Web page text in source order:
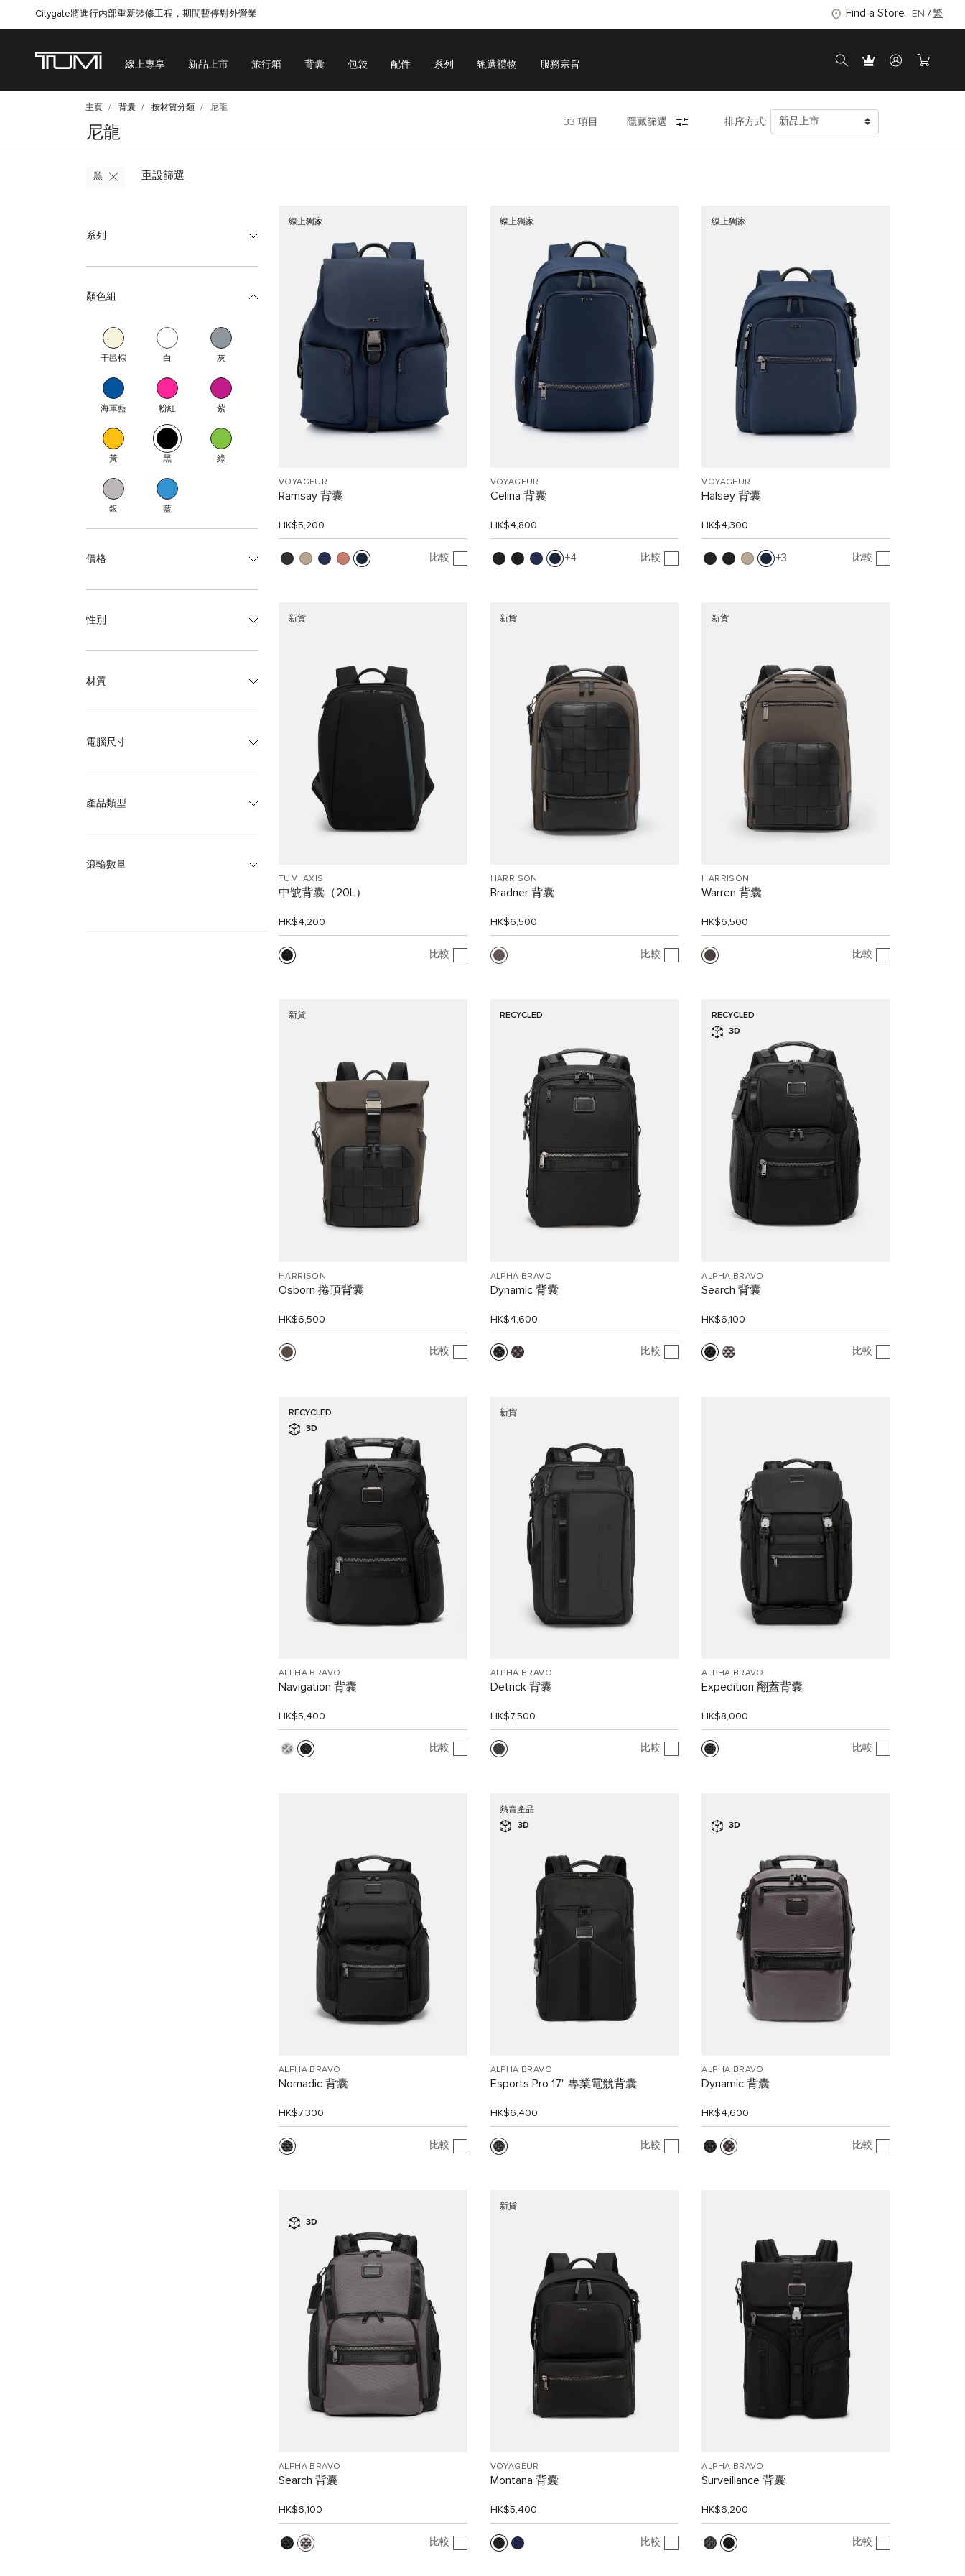
Citygate將進行内部重新裝修工程，期間暫停對外營業 Find a Store EN 繁
線上專享 新品上市 旅行箱 背囊 包袋 配件 系列 甄選禮物 服務宗旨
主頁 背囊 按材質分類 尼龍
尼龍
33 項目 隱藏篩選 排序方式:
重設篩選
黑
系列
顏色組
干邑棕 白 灰
海軍藍 粉紅 紫
黃 黑 綠
銀 藍
價格
性別
材質
電腦尺寸
產品類型
滾輪數量
線上獨家
VOYAGEUR
Ramsay 背囊
HK$5,200
比較
線上獨家
VOYAGEUR
Celina 背囊
HK$4,800
4 比較
線上獨家
VOYAGEUR
Halsey 背囊
HK$4,300
3 比較
新貨
TUMI AXIS
中號背囊（20L）
HK$4,200
比較
新貨
HARRISON
Bradner 背囊
HK$6,500
比較
新貨
HARRISON
Warren 背囊
HK$6,500
比較
新貨
HARRISON
Osborn 捲頂背囊
HK$6,500
比較
RECYCLED
ALPHA BRAVO
Dynamic 背囊
HK$4,600
比較
RECYCLED
3D
ALPHA BRAVO
Search 背囊
HK$6,100
比較
RECYCLED
3D
ALPHA BRAVO
Navigation 背囊
HK$5,400
比較
新貨
ALPHA BRAVO
Detrick 背囊
HK$7,500
比較
ALPHA BRAVO
Expedition 翻蓋背囊
HK$8,000
比較
ALPHA BRAVO
Nomadic 背囊
HK$7,300
比較
熱賣產品
3D
ALPHA BRAVO
Esports Pro 17" 專業電競背囊
HK$6,400
比較
3D
ALPHA BRAVO
Dynamic 背囊
HK$4,600
比較
3D
ALPHA BRAVO
Search 背囊
HK$6,100
比較
新貨
VOYAGEUR
Montana 背囊
HK$5,400
比較
ALPHA BRAVO
Surveillance 背囊
HK$6,200
比較